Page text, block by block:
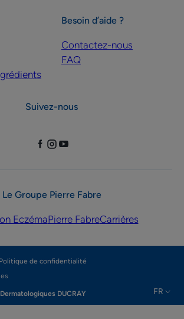
Besoin d’aide ?
Contactez-nous
FAQ
Suivez-nous
Le Groupe Pierre Fabre
EczémaPierre FabreCarrières
Politique de confidentialité
DUCRAY FR